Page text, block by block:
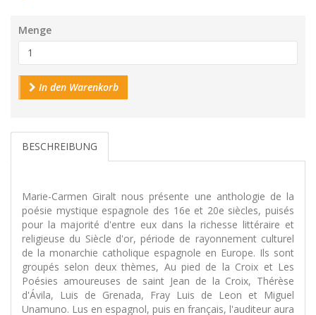
Menge
In den Warenkorb
BESCHREIBUNG
Marie-Carmen Giralt nous présente une anthologie de la
poésie mystique espagnole des 16e et 20e siècles, puisés
pour la majorité d'entre eux dans la richesse littéraire et
religieuse du Siècle d'or, période de rayonnement culturel
de la monarchie catholique espagnole en Europe. Ils sont
groupés selon deux thèmes, Au pied de la Croix et Les
Poésies amoureuses de saint Jean de la Croix, Thérèse
d'Ávila, Luis de Grenada, Fray Luis de Leon et Miguel
Unamuno. Lus en espagnol, puis en français, l'auditeur aura